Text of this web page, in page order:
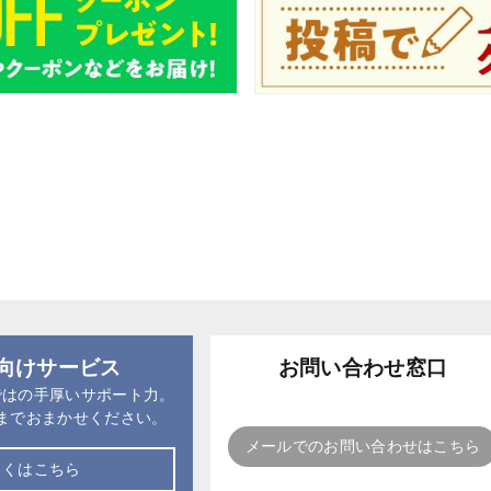
けサービス
の手厚いサポート力。
でおまかせください。
はこちら
お問い合わせ窓口
メールでのお問い合わせはこちら